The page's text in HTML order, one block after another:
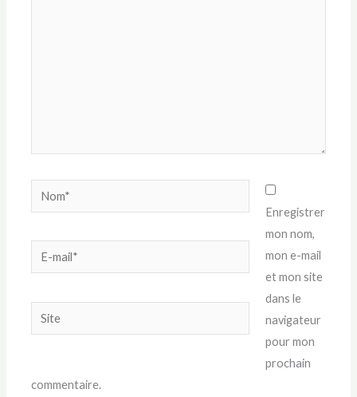
Nom*
E-
mail*
Site
Enregistrer
mon nom,
mon e-mail
et mon site
dans le
navigateur
pour mon
prochain
commentaire.